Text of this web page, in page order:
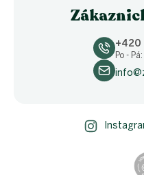
+420
Po -